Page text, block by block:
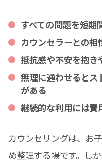
すべての問題を短期
カウンセラーとの相
抵抗感や不安を抱き
無理に通わせるとス
がある
継続的な利用には費
カウンセリングは、お
め整理する場です。し